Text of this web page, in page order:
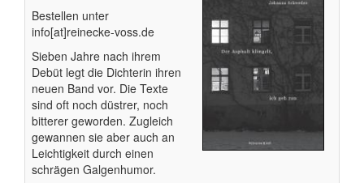
Bestellen unter
info[at]reinecke-voss.de
Sieben Jahre nach ihrem
Debüt legt die Dichterin ihren
neuen Band vor. Die Texte
sind oft noch düstrer, noch
bitterer geworden. Zugleich
gewannen sie aber auch an
Leichtigkeit durch einen
schrägen Galgenhumor.